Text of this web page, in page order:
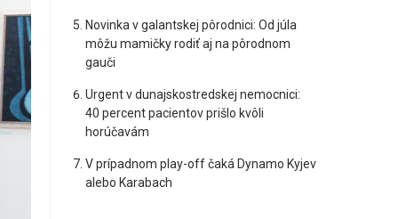
Novinka v galantskej pôrodnici: Od júla
môžu mamičky rodiť aj na pôrodnom
gauči
Urgent v dunajskostredskej nemocnici:
40 percent pacientov prišlo kvôli
horúčavám
V prípadnom play-off čaká Dynamo Kyjev
alebo Karabach